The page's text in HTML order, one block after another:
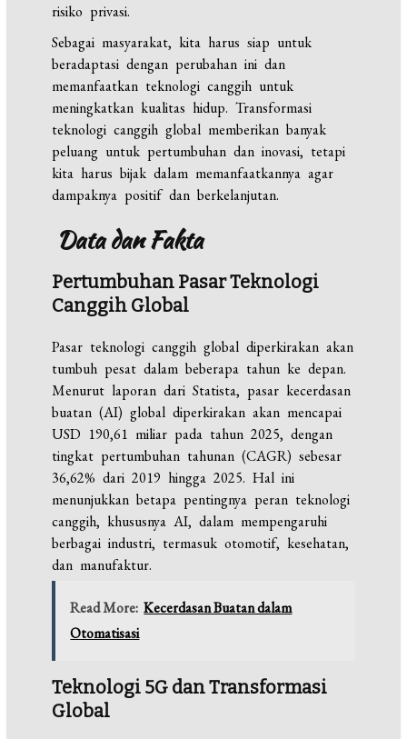
risiko privasi.
Sebagai masyarakat, kita harus siap untuk
beradaptasi dengan perubahan ini dan
memanfaatkan teknologi canggih untuk
meningkatkan kualitas hidup. Transformasi
teknologi canggih global memberikan banyak
peluang untuk pertumbuhan dan inovasi, tetapi
kita harus bijak dalam memanfaatkannya agar
dampaknya positif dan berkelanjutan.
Data dan Fakta
Pertumbuhan Pasar Teknologi
Canggih Global
Pasar teknologi canggih global diperkirakan akan
tumbuh pesat dalam beberapa tahun ke depan.
Menurut laporan dari Statista, pasar kecerdasan
buatan (AI) global diperkirakan akan mencapai
USD 190,61 miliar pada tahun 2025, dengan
tingkat pertumbuhan tahunan (CAGR) sebesar
36,62% dari 2019 hingga 2025. Hal ini
menunjukkan betapa pentingnya peran teknologi
canggih, khususnya AI, dalam mempengaruhi
berbagai industri, termasuk otomotif, kesehatan,
dan manufaktur.
Read More: Kecerdasan Buatan dalam
Otomatisasi
Teknologi 5G dan Transformasi
Global